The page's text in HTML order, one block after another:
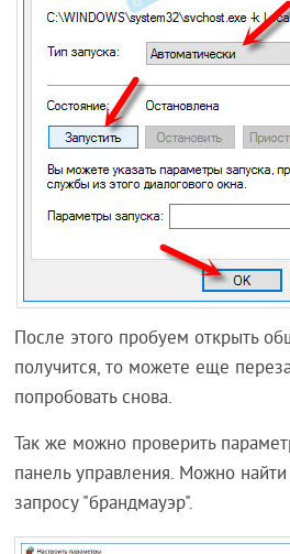
После этого пробуем открыть
получится, то можете еще
попробовать снова.
Так же можно проверить
панель управления. Можно
запросу "брандмауэр".